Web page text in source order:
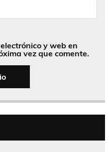
y web en
vez que comente.